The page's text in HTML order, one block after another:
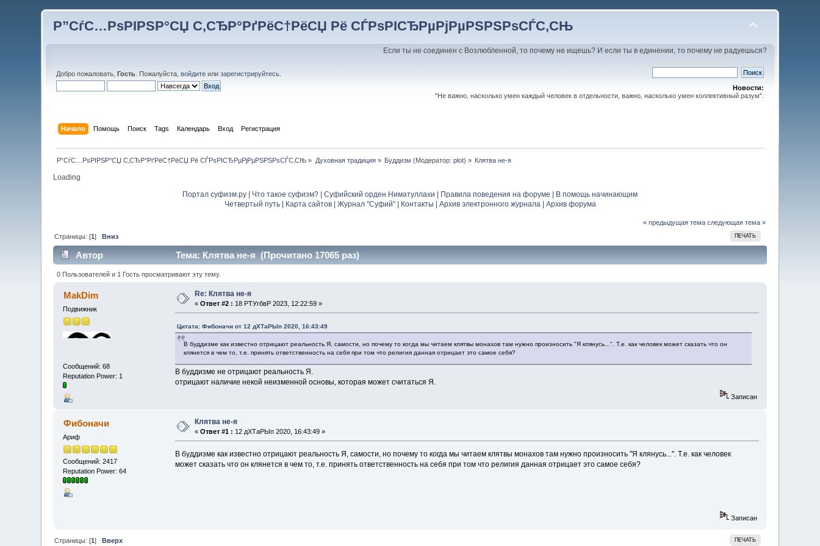
Р”СѓС…РѕРІРЅР°СЏ С‚СЂР°РґРёС†РёСЏ Рё СЃРѕРІСЂРµРјРµРЅРЅРѕСЃС‚СЊ
Если ты не соединен с Возлюбленной, то почему не ищешь? И если ты в единении, то почему не радуешься?
Добро пожаловать,Гость . Пожалуйста,войдите илизарегистрируйтесь
Новости:
"Не важно, насколько умен каждый человек в отдельности, важно, насколько умен коллективный разум".
Начало Помощь Поиск Tags Календарь Вход Регистрация
Р”СѓС…РѕРІРЅР°СЏ С‚СЂР°РґРёС†РёСЏ Рё СЃРѕРІСЂРµРјРµРЅРЅРѕСЃС‚СЊ » Духовная традиция» Буддизм (Модератор:plot) » Клятва не-я
Loading
Портал суфизм.ру Что такое суфизм? Суфийский орден Ниматуллахи Правила поведения на форуме
В помощь начинающим
Четвертый путь| Карта сайтов| Журнал "Суфий"| Контакты Архив электронного журнала| Архив форума
« предыдущая тема следующая тема »
ПЕЧАТЬ
Страницы: [1]Вниз
Автор Тема: Клятва не-я (Прочитано 17065 раз)
0 Пользователей и 1 Гость просматривают эту тему.
MakDim
Подвижник
Сообщений: 68
Reputation Power: 1
Re: Клятва не-я
«Ответ #2 : 18 РТУгбвР 2023, 12:22:59 »
Цитата: Фибоначи от 12 дХТаРЫп 2020, 16:43:49
В буддизме как известно отрицают реальность Я, самости, но почему то когда мы читаем клятвы монахов там нужно произносить "Я клянусь...". Т.е. как человек может сказать что он
клянется в чем то, т.е. принять ответственность на себя при том что религия данная отрицает это самое себя?
В буддизме не отрицают реальность Я.
отрицают наличие некой неизменной основы, которая может считаться Я.
Записан
Фибоначи
Ариф
Сообщений: 2417
Reputation Power: 64
Клятва не-я
«Ответ #1 : 12 дХТаРЫп 2020, 16:43:49 »
В буддизме как известно отрицают реальность Я, самости, но почему то когда мы читаем клятвы монахов там нужно произносить "Я клянусь...". Т.е. как человек
может сказать что он клянется в чем то, т.е. принять ответственность на себя при том что религия данная отрицает это самое себя?
Записан
ПЕЧАТЬ
Страницы: [1]Вверх